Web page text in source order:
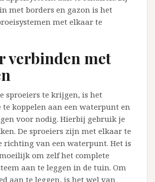
met borders en gazon is het
met elkaar te
verbinden met
sproeiers te krijgen, is het
koppelen aan een waterpunt en
voor nodig. Hierbij gebruik je
De sproeiers zijn met elkaar te
richting van een waterpunt. Het is
om zelf het complete
aan te leggen in de tuin. Om
aan te leggen, is het wel van